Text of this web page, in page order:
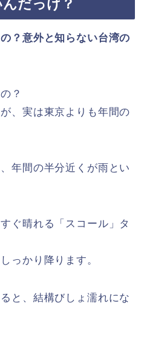
だっけ？
？意外と知らない台湾の
？
、実は東京よりも年間の
年間の半分近くが雨とい
ぐ晴れる「スコール」タ
っかり降ります。
と、結構びしょ濡れにな